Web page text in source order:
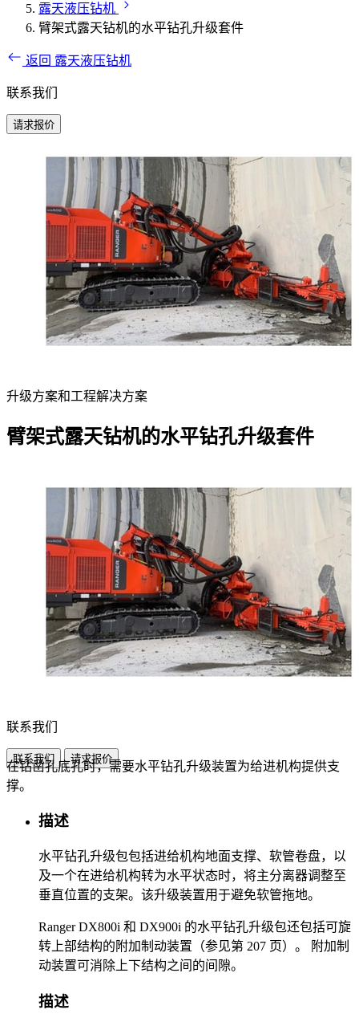
露天液压钻机
臂架式露天钻机的水平钻孔升级套件
返回 露天液压钻机
联系我们
请求报价
升级方案和工程解决方案
臂架式露天钻机的水平钻孔升级套件
联系我们
联系我们 请求报价
在钻凿孔底孔时，需要水平钻孔升级装置为给进机构提供支
撑。
描述
水平钻孔升级包包括进给机构地面支撑、软管卷盘，以
及一个在进给机构转为水平状态时，将主分离器调整至
垂直位置的支架。该升级装置用于避免软管拖地。
Ranger DX800i 和 DX900i 的水平钻孔升级包还包括可旋
转上部结构的附加制动装置（参见第 207 页）。 附加制
动装置可消除上下结构之间的间隙。
描述